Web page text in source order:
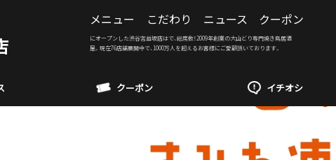
メニュー こだわり ニュース クーポン
にオープンした渋谷宮益坂店はで、総席数！2009年創業の大山どり専門焼き鳥居酒
屋。現在76店舗展開中で、1000万人を超えるお客様にご愛顧頂いております。
クーポン イチオシ